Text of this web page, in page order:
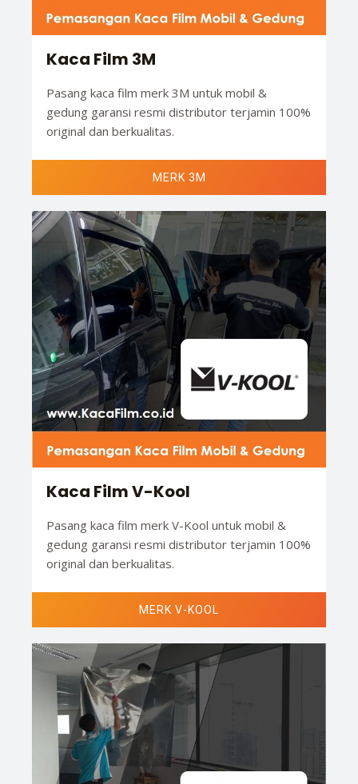
Kaca Film 3M
Pasang kaca film merk 3M untuk mobil &
gedung garansi resmi distributor terjamin 100%
original dan berkualitas.
MERK 3M
Kaca Film V-Kool
Pasang kaca film merk V-Kool untuk mobil &
gedung garansi resmi distributor terjamin 100%
original dan berkualitas.
MERK V-KOOL